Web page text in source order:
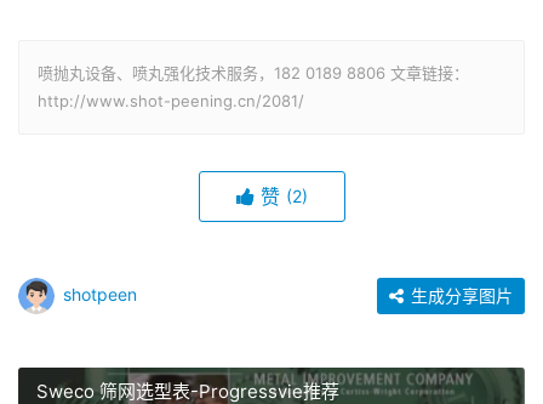
喷抛丸设备、喷丸强化技术服务，182 0189 8806 文章链接：
http://www.shot-peening.cn/2081/
赞 (2)
shotpeen 生成分享图片
Sweco 筛网选型表-Progressvie推荐